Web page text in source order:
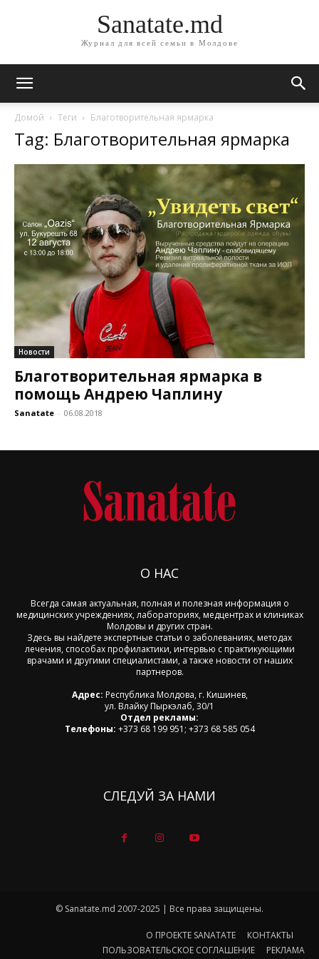
Sanatate.md
Журнал для всей семьи в Молдове
Домой Теги Благотворительная ярмарка
Tag: Благотворительная ярмарка
Новости
Благотворительная ярмарка в
помощь Андрею Чаплину
Sanatate - 06.08.2018
О НАС
Всегда самая актуальная, полная и полезная информация о
медицинских учреждениях, лабораториях, медцентрах и клиниках
Молдовы и других стран.
Здесь вы найдете экспертные статьи о заболеваниях, методах
лечения, способах профилактики, интервью с практикующими
врачами и другими специалистами, а также новости от наших
партнеров.
Адрес: Республика Молдова, г. Кишинев,
ул. Влайку Пыркэлаб, 30/1
Отдел рекламы:
Телефоны: +373 68 199 951; +373 68 585 054
СЛЕДУЙ ЗА НАМИ
© Sanatate.md 2007-2025 | Все права защищены.
О ПРОЕКТЕ SANATATE
КОНТАКТЫ
ПОЛЬЗОВАТЕЛЬСКОЕ СОГЛАШЕНИЕ
РЕКЛАМА